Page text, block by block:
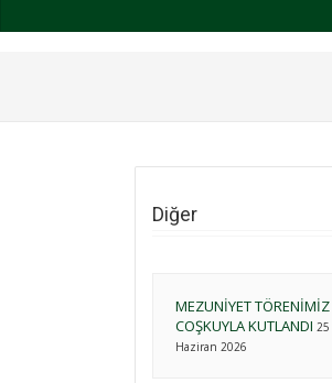
Diğer
MEZUNİYET TÖRENİMİZ
COŞKUYLA KUTLANDI 25
Haziran 2026